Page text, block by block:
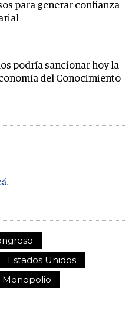
para generar confianza
podría sancionar hoy la
del Conocimiento
Estados Unidos
Monopolio